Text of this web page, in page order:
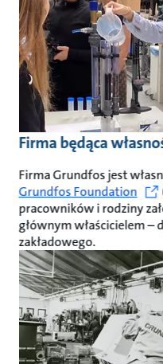
Firma będąca
Firma Grundfos jest
Grundfos Foundation
pracowników i rodziny
głównym właścicielem –
zakładowego.